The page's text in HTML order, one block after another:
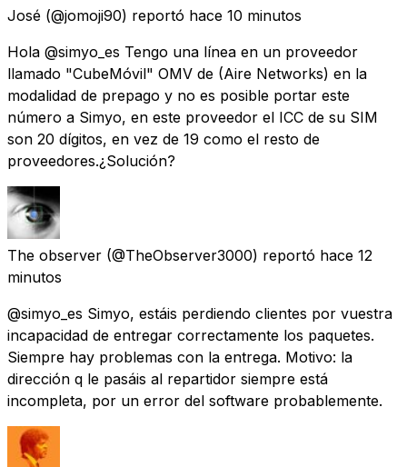
José (@jomoji90) reportó hace 10 minutos
Hola @simyo_es Tengo una línea en un proveedor
llamado "CubeMóvil" OMV de (Aire Networks) en la
modalidad de prepago y no es posible portar este
número a Simyo, en este proveedor el ICC de su SIM
son 20 dígitos, en vez de 19 como el resto de
proveedores.¿Solución?
The observer (@TheObserver3000) reportó hace 12
minutos
@simyo_es Simyo, estáis perdiendo clientes por vuestra
incapacidad de entregar correctamente los paquetes.
Siempre hay problemas con la entrega. Motivo: la
dirección q le pasáis al repartidor siempre está
incompleta, por un error del software probablemente.